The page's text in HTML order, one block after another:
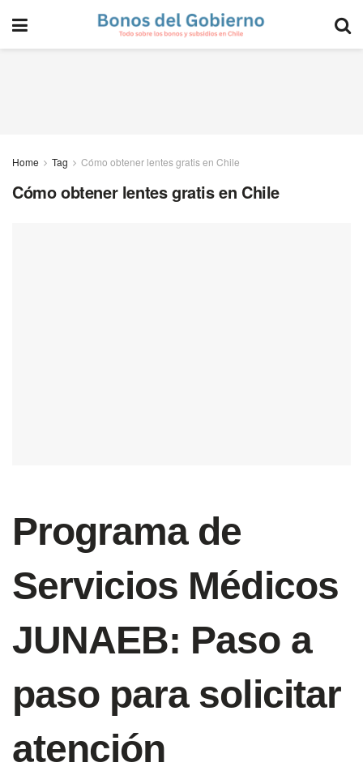
Home Tag Cómo obtener lentes gratis en Chile
Cómo obtener lentes gratis en Chile
Programa de
Servicios Médicos
JUNAEB: Paso a
paso para solicitar
atención